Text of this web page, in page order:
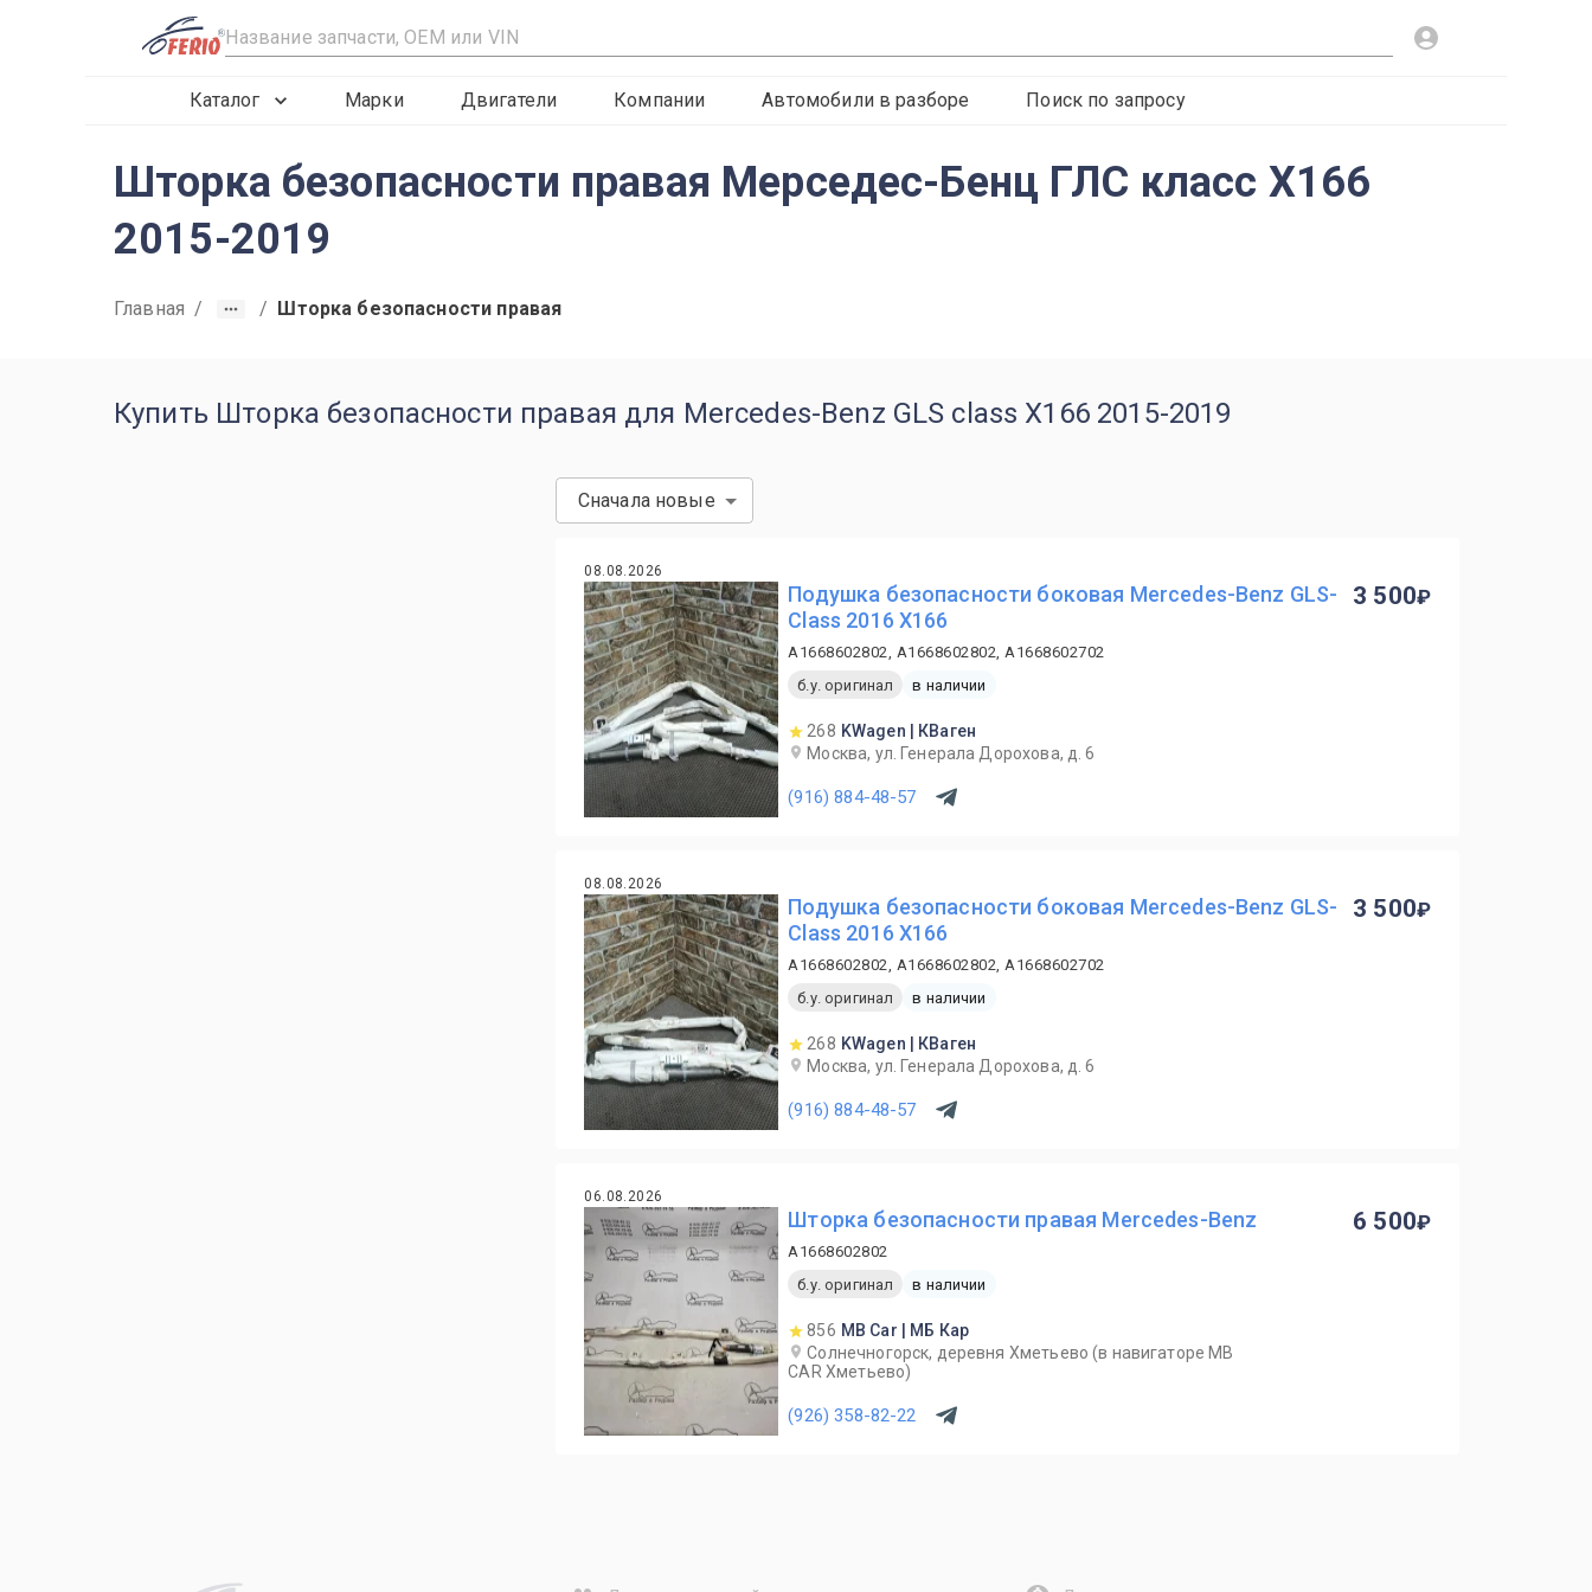
R
Каталог Марки Двигатели Компании Автомобили в разборе Поиск по запросу
Шторка безопасности правая Мерседес-Бенц ГЛС класс X166
2015-2019
Главная / / Шторка безопасности правая
Купить Шторка безопасности правая для Mercedes-Benz GLS class X166 2015-2019
Сначала новые
08.08.2026
Подушка безопасности боковая Mercedes-Benz GLS-
Class 2016 X166
A1668602802, A1668602802, A1668602702
б.у. оригинал
в наличии
268 KWagen | КВаген
Москва, ул. Генерала Дорохова, д. 6
(916) 884-48-57
3 500
08.08.2026
Подушка безопасности боковая Mercedes-Benz GLS-
Class 2016 X166
A1668602802, A1668602802, A1668602702
б.у. оригинал
в наличии
268 KWagen | КВаген
Москва, ул. Генерала Дорохова, д. 6
(916) 884-48-57
3 500
06.08.2026
Шторка безопасности правая Mercedes-Benz
A1668602802
б.у. оригинал
в наличии
856 MB Car | МБ Кар
Солнечногорск, деревня Хметьево (в навигаторе MB
CAR Хметьево)
(926) 358-82-22
6 500